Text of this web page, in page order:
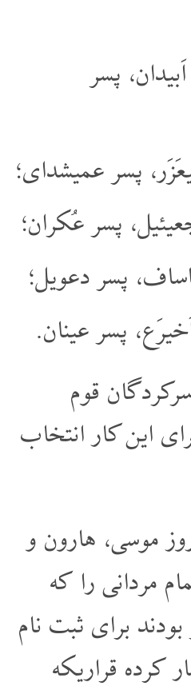
پسر
پسر عمیشدای؛
پسر عُکران؛
پسر دعویل؛
پسر عینان.
قوم
این کار انتخاب
موسی، هارون و
مردانی را که
برای ثبت نام
کرده قراریکه